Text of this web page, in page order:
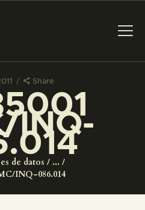
Share
INQ-
de datos
...
INQ-086.014
LA VISITA